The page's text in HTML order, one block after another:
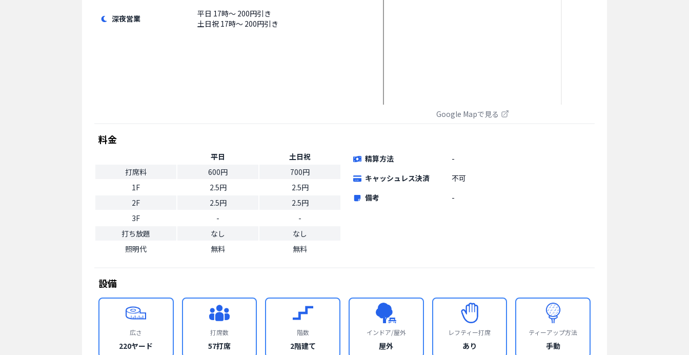
深夜営業 平日 17時〜 200円引き
土日祝 17時〜 200円引き
Google Mapで見る
料金
平日
土日祝
打席料
600円
700円
1F
2.5円
2.5円
2F
2.5円
2.5円
3F
-
-
打ち放題
なし
なし
照明代
無料 無料
精算方法
-
キャッシュレス決済
不可
備考
-
設備
広さ
220ヤード
打席数
57打席
階数
2階建て
インドア/屋外
屋外
レフティー打席
あり
ティーアップ方法
手動